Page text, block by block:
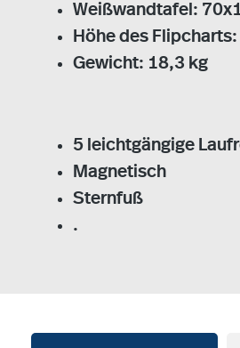
Weißwandtafel:
Höhe des
Gewicht: 18,3 kg
5 leichtgängige
Magnetisch
Sternfuß
.